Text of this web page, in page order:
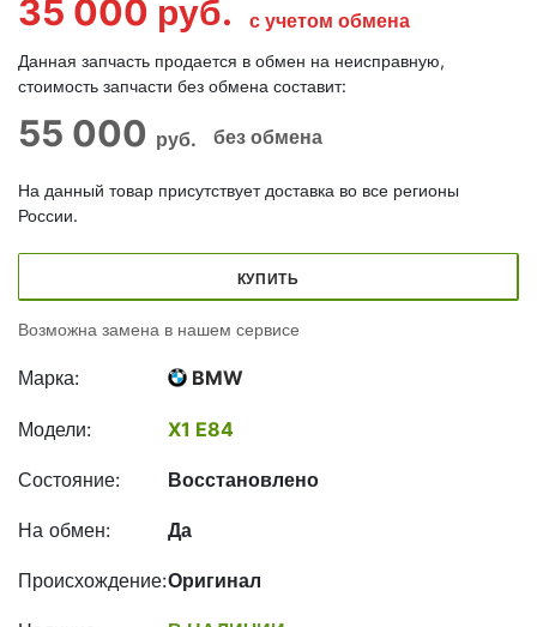
35 000 руб. с учетом обмена
Данная запчасть продается в обмен на неисправную,
стоимость запчасти без обмена составит:
55 000 руб. без обмена
На данный товар присутствует доставка во все регионы
России.
КУПИТЬ
Возможна замена в нашем сервисе
Марка: BMW
Модели: X1 E84
Состояние: Восстановлено
На обмен: Да
Происхождение:Оригинал